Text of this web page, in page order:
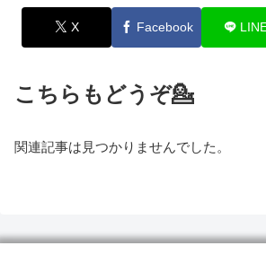
X Facebook
こちらもどうぞ💁
関連記事は見つかりませんでした。